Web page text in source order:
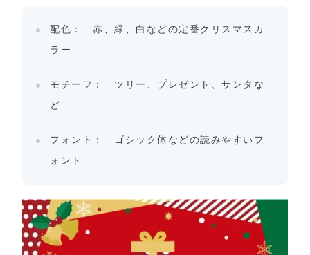
配色： 赤、緑、白などの定番クリスマスカ
ラー
モチーフ： ツリー、プレゼント、サンタな
ど
フォント： ゴシック体などの読みやすいフ
ォント